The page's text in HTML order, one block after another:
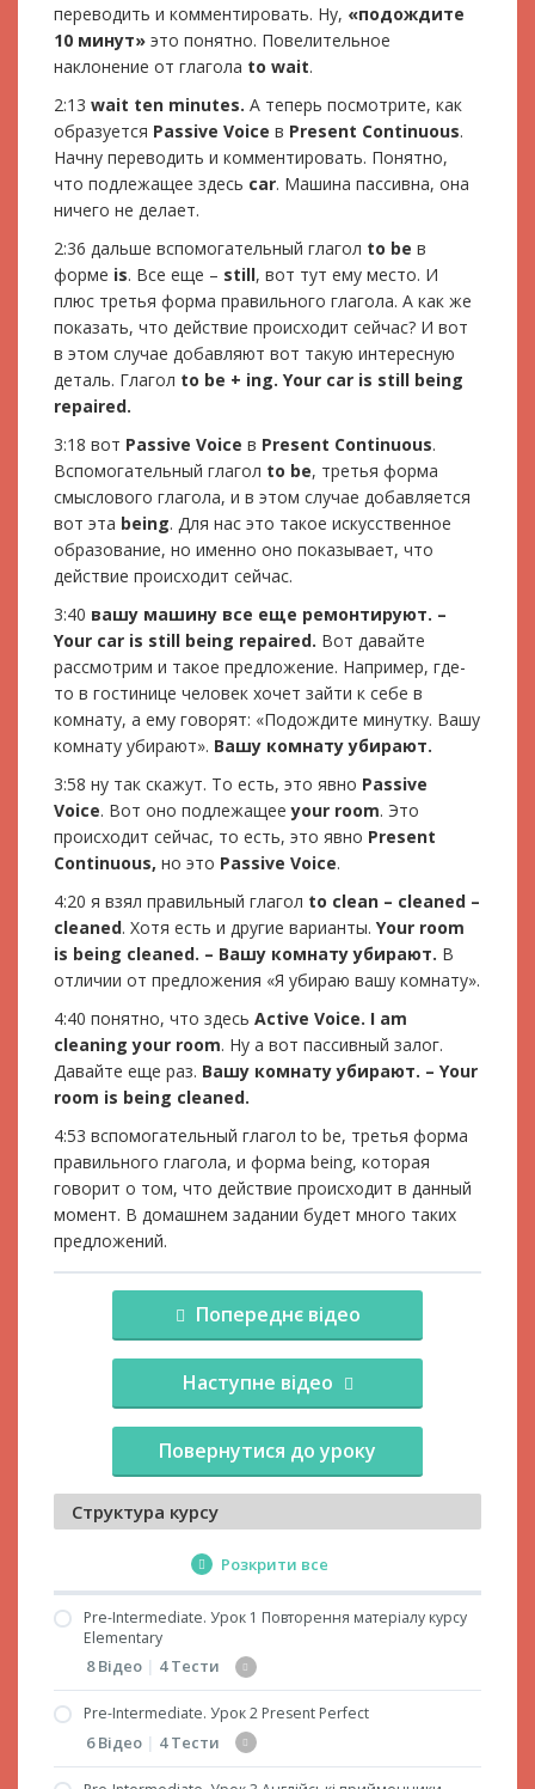
переводить и комментировать. Ну, «подождите
10 минут» это понятно. Повелительное
наклонение от глагола to wait.
2:13 wait ten minutes. А теперь посмотрите, как
образуется Passive Voice в Present Continuous.
Начну переводить и комментировать. Понятно,
что подлежащее здесь car. Машина пассивна, она
ничего не делает.
2:36 дальше вспомогательный глагол to be в
форме is. Все еще – still, вот тут ему место. И
плюс третья форма правильного глагола. А как же
показать, что действие происходит сейчас? И вот
в этом случае добавляют вот такую интересную
деталь. Глагол to be + ing. Your car is still being
repaired.
3:18 вот Passive Voice в Present Continuous.
Вспомогательный глагол to be, третья форма
смыслового глагола, и в этом случае добавляется
вот эта being. Для нас это такое искусственное
образование, но именно оно показывает, что
действие происходит сейчас.
3:40 вашу машину все еще ремонтируют. –
Your car is still being repaired. Вот давайте
рассмотрим и такое предложение. Например, где-
то в гостинице человек хочет зайти к себе в
комнату, а ему говорят: «Подождите минутку. Вашу
комнату убирают». Вашу комнату убирают.
3:58 ну так скажут. То есть, это явно Passive
Voice. Вот оно подлежащееyour room. Это
происходит сейчас, то есть, это явно Present
Continuous, но это Passive Voice.
4:20 я взял правильный глагол to clean – cleaned –
cleaned. Хотя есть и другие варианты. Your room
is being cleaned. – Вашу комнату убирают. В
отличии от предложения «Я убираю вашу комнату».
4:40 понятно, что здесь Active Voice. I am
cleaning your room. Ну а вот пассивный залог.
Давайте еще раз. Вашу комнату убирают. – Your
room is being cleaned.
4:53 вспомогательный глагол to be, третья форма
правильного глагола, и форма being, которая
говорит о том, что действие происходит в данный
момент. В домашнем задании будет много таких
предложений.
Попереднє відео
Повернутися до уроку
Наступне відео
Структура курсу
Розкрити все
Pre-Intermediate. Урок 1 Повторення матеріалу курсу
Elementary
8 Відео | 4 Тести
1.1. Стверджувальні речення у трьох часах
Simple
Pre-Intermediate. Урок 2 Present Perfect
6 Відео | 4 Тести